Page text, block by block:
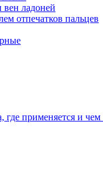
вен ладоней
отпечатков пальцев
применяется и чем